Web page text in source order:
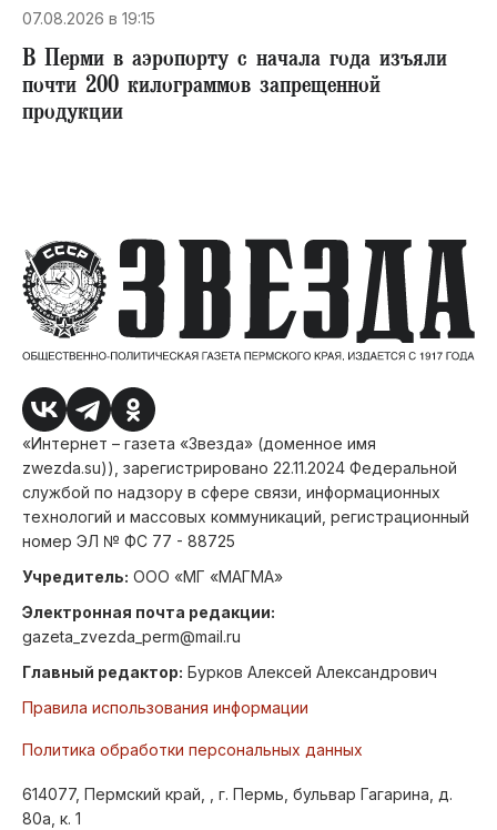
07.08.2026 в 19:15
В Перми в аэропорту с начала года изъяли
почти 200 килограммов запрещенной
продукции
«Интернет – газета «Звезда» (доменное имя
zwezda.su)), зарегистрировано 22.11.2024 Федеральной
службой по надзору в сфере связи, информационных
технологий и массовых коммуникаций, регистрационный
номер ЭЛ № ФС 77 - 88725
Учредитель: ООО «МГ «МАГМА»
Электронная почта редакции:
gazeta_zvezda_perm@mail.ru
Главный редактор: Бурков Алексей Александрович
Правила использования информации
Политика обработки персональных данных
614077, Пермский край, , г. Пермь, бульвар Гагарина, д.
80а, к. 1